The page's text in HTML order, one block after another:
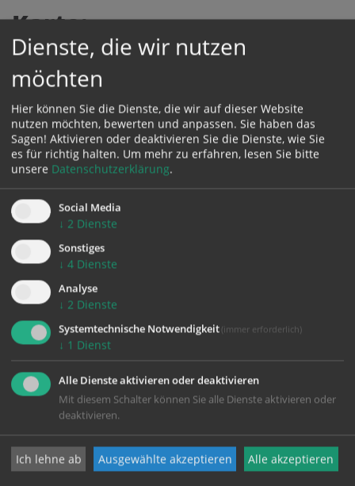
Karte:
Bitte akzeptieren Sie
Cookies von Google Mapsund
laden Sie
die Seite neu, um diesen Inhalt sehen zu können.
Datenschutz
Dienste, die wir nutzen
möchten
Hier können Sie die Dienste, die wir auf dieser Website
nutzen möchten, bewerten und anpassen. Sie haben das
Sagen! Aktivieren oder deaktivieren Sie die Dienste, wie Sie
es für richtig halten. Um mehr zu erfahren, lesen Sie bitte
unsere Datenschutzerklärung.
Social Media
↓ 2 Dienste
Sonstiges
↓ 4 Dienste
Analyse
↓ 2 Dienste
Systemtechnische Notwendigkeit (immer erforderlich)
↓ 1 Dienst
Alle Dienste aktivieren oder deaktivieren
Mit diesem Schalter können Sie alle Dienste aktivieren oder
deaktivieren.
Ich lehne ab Ausgewählte akzeptieren Alle akzeptieren